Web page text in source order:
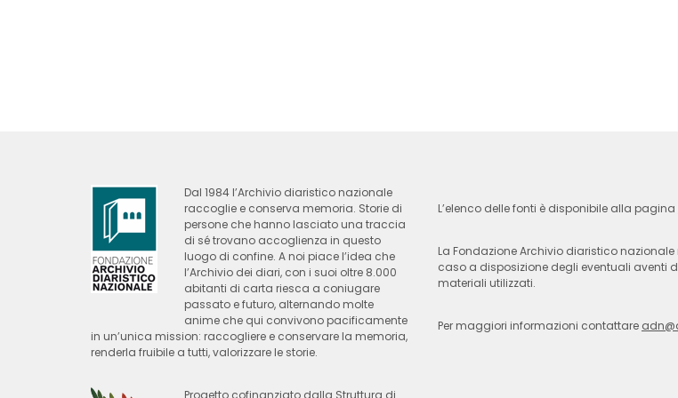
Dal 1984 l’Archivio diaristico nazionale
raccoglie e conserva memoria. Storie di
persone che hanno lasciato una traccia
di sé trovano accoglienza in questo
luogo di confine. A noi piace l’idea che
l’Archivio dei diari, con i suoi oltre 8.000
abitanti di carta riesca a coniugare
passato e futuro, alternando molte
anime che qui convivono pacificamente
in un’unica mission: raccogliere e conservare la memoria,
renderla fruibile a tutti, valorizzare le storie.
Progetto cofinanziato dalla Struttura di
L’elenco delle fonti è disponibile alla pagina
La Fondazione Archivio diaristico
caso a disposizione degli eventuali aventi
materiali utilizzati.
Per maggiori informazioni contattare